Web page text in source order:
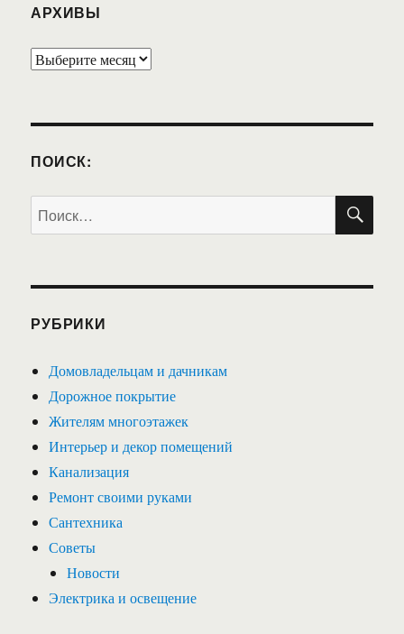
АРХИВЫ
Архивы
ПОИСК:
Искать:
РУБРИКИ
Домовладельцам и дачникам
Дорожное покрытие
Жителям многоэтажек
Интерьер и декор помещений
Канализация
Ремонт своими руками
Сантехника
Советы
Новости
Электрика и освещение